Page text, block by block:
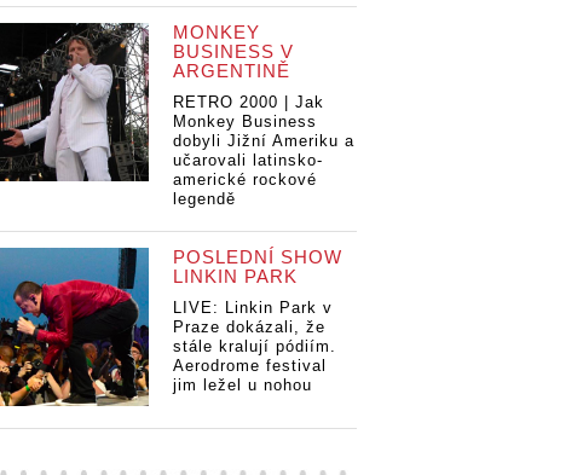
MONKEY
BUSINESS V
ARGENTINĚ
RETRO 2000 | Jak
Monkey Business
dobyli Jižní Ameriku a
učarovali latinsko-
americké rockové
legendě
POSLEDNÍ SHOW
LINKIN PARK
LIVE: Linkin Park v
Praze dokázali, že
stále kralují pódiím.
Aerodrome festival
jim ležel u nohou